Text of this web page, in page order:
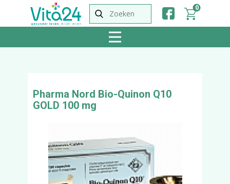
0
Pharma Nord Bio-Quinon Q10
GOLD 100 mg